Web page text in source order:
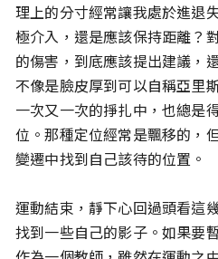
理上的分寸經常讓我處於進退
極介入，還是應該保持距離？
的傷害，到底應該提出建議，
不像是臉皮厚到可以自稱亞里
一次又一次的掙扎中，也總是
位。那種定位經常是飄移的，
變遷中找到自己該待的位置。
運動結束，靜下心回過頭看這
找到一些自己的影子。如果要